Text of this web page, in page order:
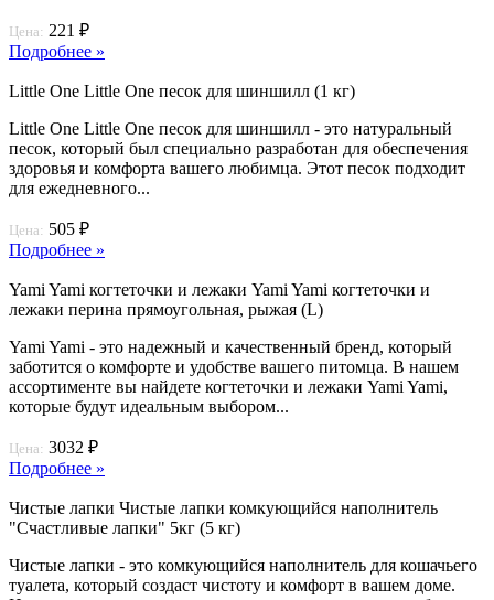
Цена: 221 ₽
Подробнее »
Little One Little One песок для шиншилл (1 кг)
Little One Little One песок для шиншилл - это натуральный
песок, который был специально разработан для обеспечения
здоровья и комфорта вашего любимца. Этот песок подходит
для ежедневного...
Цена: 505 ₽
Подробнее »
Yami Yami когтеточки и лежаки Yami Yami когтеточки и
лежаки перина прямоугольная, рыжая (L)
Yami Yami - это надежный и качественный бренд, который
заботится о комфорте и удобстве вашего питомца. В нашем
ассортименте вы найдете когтеточки и лежаки Yami Yami,
которые будут идеальным выбором...
Цена: 3032 ₽
Подробнее »
Чистые лапки Чистые лапки комкующийся наполнитель
"Счастливые лапки" 5кг (5 кг)
Чистые лапки - это комкующийся наполнитель для кошачьего
туалета, который создаст чистоту и комфорт в вашем доме.